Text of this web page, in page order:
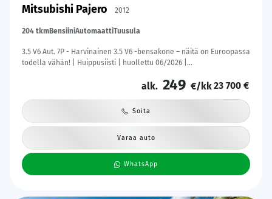
Mitsubishi Pajero 2012
204 tkmBensiiniAutomaattiTuusula
3.5 V6 Aut. 7P - Harvinainen 3.5 V6 -bensakone – näitä on Euroopassa
todella vähän! | Huippusiisti | huollettu 06/2026 |
alk. 249 €/kk23 700 €
Soita
Varaa auto
WhatsApp